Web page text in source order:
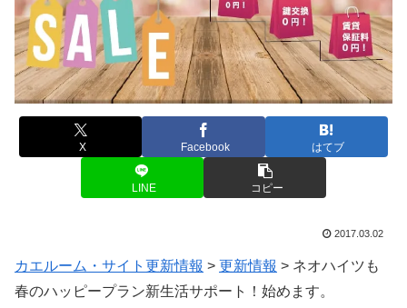
X Facebook はてブ
LINE コピー
2017.03.02
カエルーム・サイト更新情報 > 更新情報 > ネオハイツも
春のハッピープラン新生活サポート！始めます。